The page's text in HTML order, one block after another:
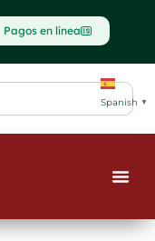
Pagos en línea
Spanish ▼